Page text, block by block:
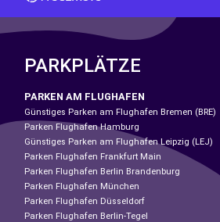
PARKPLÄTZE
PARKEN AM FLUGHAFEN
Günstiges Parken am Flughafen Bremen (BRE)
Parken Flughafen Hamburg
Günstiges Parken am Flughafen Leipzig (LEJ)
Parken Flughafen Frankfurt Main
Parken Flughafen Berlin Brandenburg
Parken Flughafen München
Parken Flughafen Düsseldorf
Parken Flughafen Berlin-Tegel